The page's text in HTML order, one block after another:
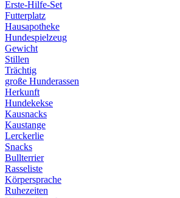
Erste-Hilfe-Set
Futterplatz
Hausapotheke
Hundespielzeug
Gewicht
Stillen
Trächtig
große Hunderassen
Herkunft
Hundekekse
Kausnacks
Kaustange
Lerckerlie
Snacks
Bullterrier
Rasseliste
Körpersprache
Ruhezeiten